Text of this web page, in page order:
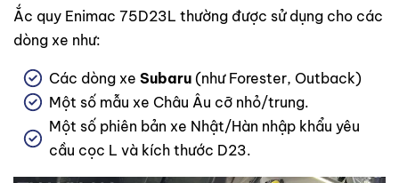
Ắc quy Enimac 75D23L thường được sử dụng cho các
dòng xe như:
Các dòng xe Subaru (như Forester, Outback)
Một số mẫu xe Châu Âu cỡ nhỏ/trung.
Một số phiên bản xe Nhật/Hàn nhập khẩu yêu
cầu cọc L và kích thước D23.